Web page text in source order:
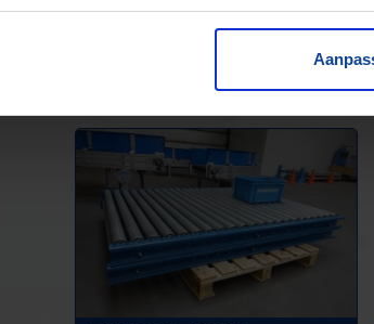
Rollenbanen - 1010773
B 1175 mm | L 2930 mm | Ø 60 mm |